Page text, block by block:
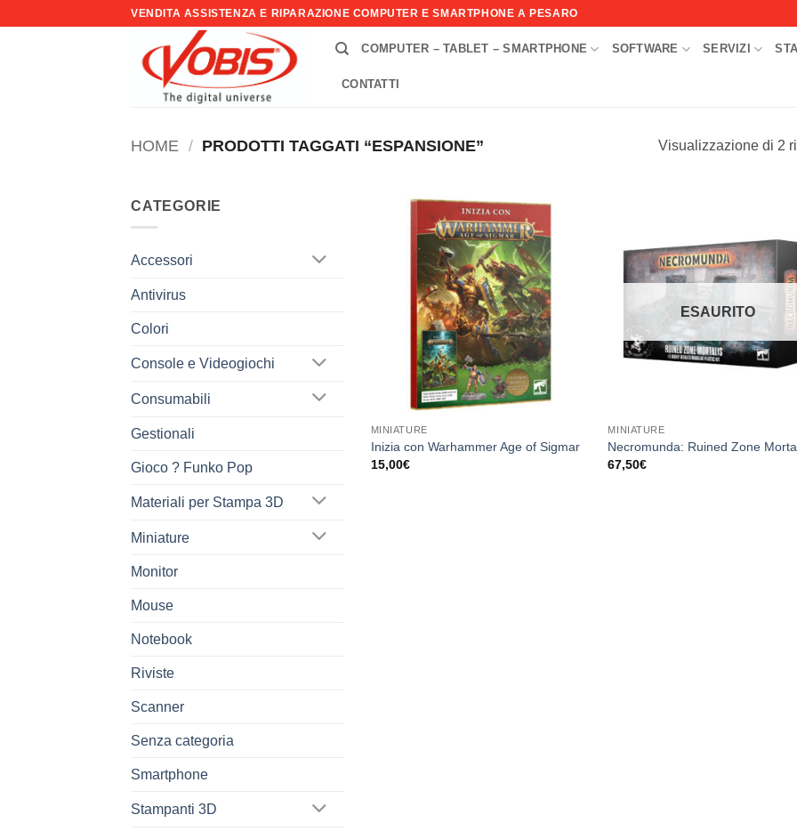
VENDITA ASSISTENZA E RIPARAZIONE COMPUTER E SMARTPHONE A PESARO
COMPUTER – TABLET – SMARTPHONE SOFTWARE SERVIZI
CONTATTI
HOME / PRODOTTI TAGGATI “ESPANSIONE” Visualizzazione di 2
CATEGORIE
Accessori
Antivirus
Colori
Console e Videogiochi
Consumabili
Gestionali
Gioco ? Funko Pop
Materiali per Stampa 3D
Miniature
Monitor
Mouse
Notebook
Riviste
Scanner
Senza categoria
Smartphone
Stampanti 3D
Aggiungi
alla lista
dei
desideri
MINIATURE
Inizia con Warhammer Age of Sigmar
15,00€
ESAURITO
MINIATURE
Necromunda: Ruined Zone
67,50€